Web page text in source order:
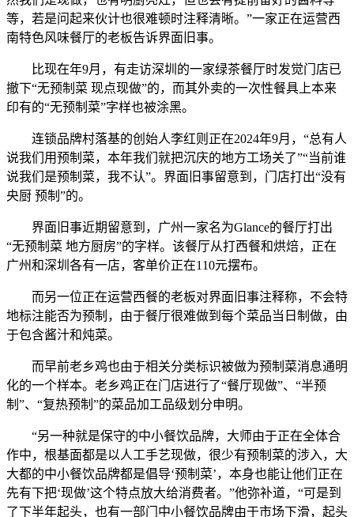
等，若是问起来伙计也很难顿时注释清晰。”一家正在运营西
南特色风味餐厅的老板告诉界面旧事。
比现在年9月，有走访深圳的一家绿茶餐厅时发觉门店已
撤下“无预制菜 现点现做”的，而其外卖的一次性餐具上本来
印有的“无预制菜”字样也被涂黑。
连锁品牌村落基的创始人李红则正在2024年9月，“总有人
说我们用预制菜，本年我们就把沉庆的地方工场关了”“当前谁
说我们是预制菜，我不认”。界面旧事留意到，门店打出“没有
央厨 预制”的。
界面旧事近期留意到，广州一家名为Glance的餐厅打出
“无预制菜 地方厨房”的字样。该餐厅从打西餐和烘焙，正在
广州和深圳各有一店，客单价正在110元摆布。
而另一位正在运营西餐的老板对界面旧事注释称，不会特
地标注能否为预制，由于餐厅很难做到每个菜品当日制做，由
于包含酱汁和炖菜。
而早前老乡鸡也由于相关分类标识被做为预制菜消息通明
化的一个样本。老乡鸡正在门店进行了“餐厅现做”、“半预
制”、“复热预制”的菜品加工品级划分申明。
“另一种就是保守的中小餐饮品牌，大师由于正在全体合
作中，根基面都是以人工手艺现做，很少有预制菜的涉入，大
大都的中小餐饮品牌都是倡导‘预制菜’，本身也能让他们正在
先有下把‘现做’这个特点放大给消费者。”他弥补道，“可是到
了下半年起头，也有一部门中小餐饮品牌由于市场下滑，起头